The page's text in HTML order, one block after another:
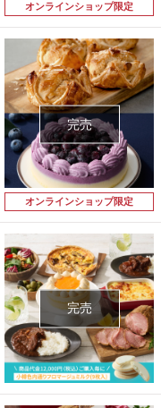
オンラインショップ限定
完売
オンラインショップ限定
完売